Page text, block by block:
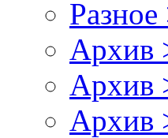
Архив
Архив
Архив